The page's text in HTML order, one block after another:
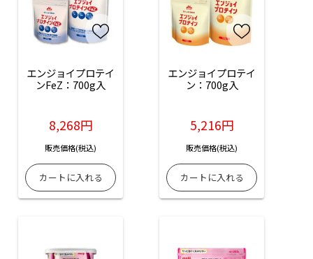
エンジョイプロテイ
ンFeZ：700g入
8,268円
販売価格(税込)
エンジョイプロテイ
ン：700g入
5,216円
販売価格(税込)